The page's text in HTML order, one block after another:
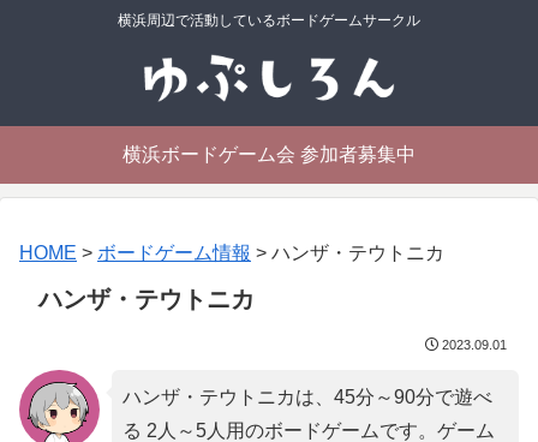
横浜周辺で活動しているボードゲームサークル
横浜ボードゲーム会 参加者募集中
HOME > ボードゲーム情報 > ハンザ・テウトニカ
ハンザ・テウトニカ
2023.09.01
ハンザ・テウトニカは、45分～90分で遊べ
る 2人～5人用のボードゲームです。ゲーム